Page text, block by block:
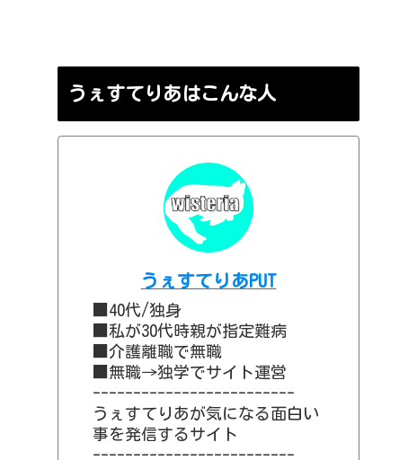
うぇすてりあはこんな人
うぇすてりあPUT
■40代/独身
■私が30代時親が指定難病
■介護離職で無職
■無職→独学でサイト運営
-------------------------
うぇすてりあが気になる面白い
事を発信するサイト
-------------------------